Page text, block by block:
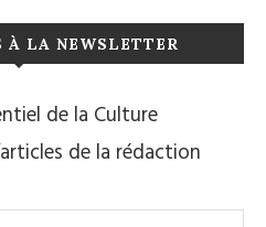
À LA NEWSLETTER
de la Culture
de la rédaction